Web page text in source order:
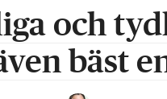
och
bäst